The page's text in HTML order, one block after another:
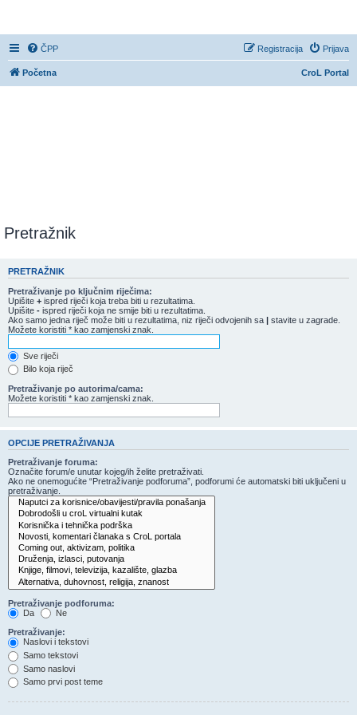
ČPP Prijava
Registracija
CroL Portal
Početna
Pretražnik
PRETRAŽNIK
Pretraživanje po ključnim riječima:
Upišite + ispred riječi koja treba biti u rezultatima.
Upišite - ispred riječi koja ne smije biti u rezultatima.
Ako samo jedna riječ može biti u rezultatima, niz riječi odvojenih sa | stavite u zagrade.
Možete koristiti * kao zamjenski znak.
Sve riječi
Bilo koja riječ
Pretraživanje po autorima/cama:
Možete koristiti * kao zamjenski znak.
OPCIJE PRETRAŽIVANJA
Pretraživanje foruma:
Označite forum/e unutar kojeg/ih želite pretraživati.
Ako ne onemogućite “Pretraživanje podforuma”, podforumi će automatski biti uključeni u
pretraživanje.
Pretraživanje podforuma:
Da
Ne
Pretraživanje:
Naslovi i tekstovi
Samo tekstovi
Samo naslovi
Samo prvi post teme